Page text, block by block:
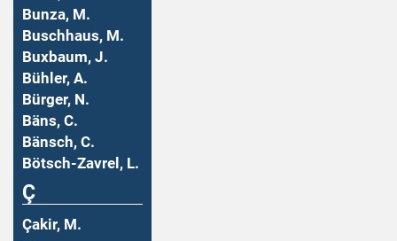
Bunza, M.
Buschhaus, M.
Buxbaum, J.
Bühler, A.
Bürger, N.
Bäns, C.
Bänsch, C.
Bötsch-Zavrel, L.
Ç
Çakir, M.